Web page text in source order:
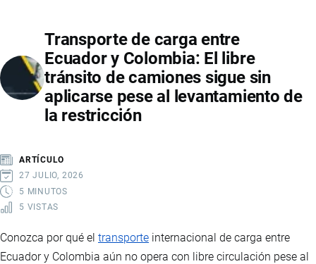
ADQUIRIR
NAPORTEC
DE
DOLE
Y
BANANERO
EN
GUAYAQUIL
Transporte de carga entre
Ecuador y Colombia: El libre
tránsito de camiones sigue sin
aplicarse pese al levantamiento de
la restricción
ARTÍCULO
27 JULIO, 2026
5 MINUTOS
5 VISTAS
Conozca por qué el transporte internacional de carga entre
Ecuador y Colombia aún no opera con libre circulación pese al